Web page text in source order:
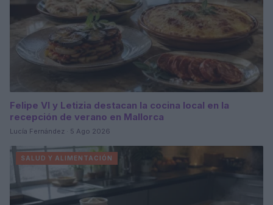
Felipe VI y Letizia destacan la cocina local en la
recepción de verano en Mallorca
Lucía Fernández · 5 Ago 2026
SALUD Y ALIMENTACIÓN